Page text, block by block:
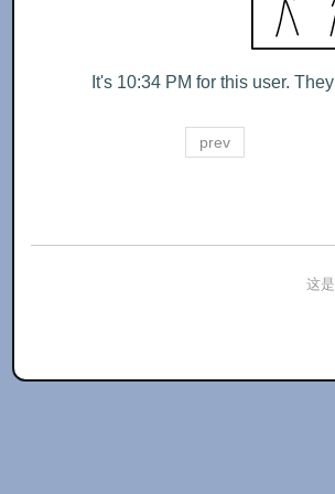
It's 10:34 PM for this user.
prev
这